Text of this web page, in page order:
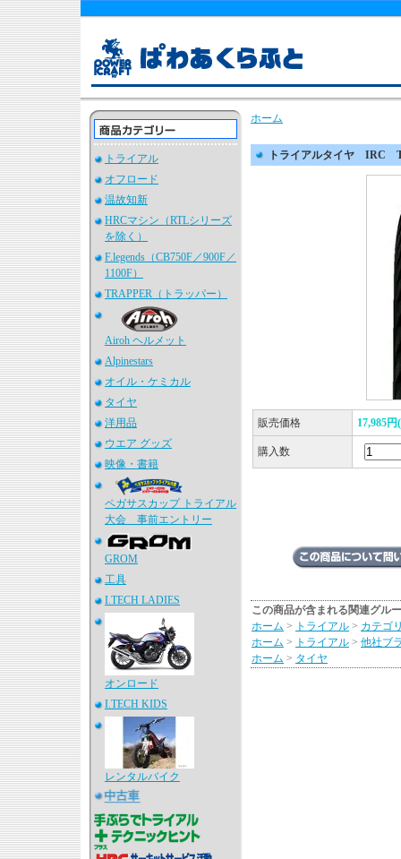
トライアル
オフロード
温故知新
HRCマシン（RTLシリーズ
を除く）
F.legends（CB750F／900F／
1100F）
TRAPPER（トラッパー）
Airoh ヘルメット
Alpinestars
オイル・ケミカル
タイヤ
洋用品
ウエア グッズ
映像・書籍
ペガサスカップ トライアル
大会 事前エントリー
GROM
工具
I.TECH LADIES
オンロード
I.TECH KIDS
レンタルバイク
ホーム
トライアルタイヤ IRC
販売価格 17,985
購入数
この商品が含まれる関連グル
ホーム > トライアル > カテゴ
ホーム > トライアル > 他社ブ
ホーム > タイヤ